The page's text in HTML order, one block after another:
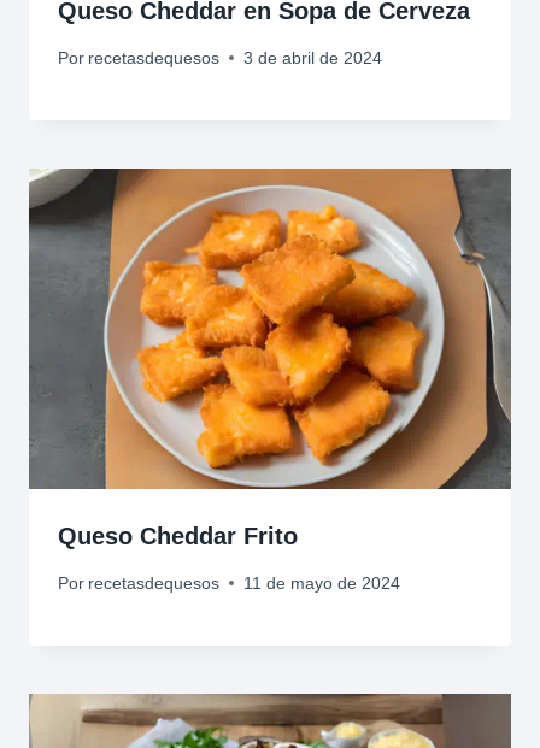
Queso Cheddar en Sopa de Cerveza
Por recetasdequesos 3 de abril de 2024
Queso Cheddar Frito
Por recetasdequesos 11 de mayo de 2024